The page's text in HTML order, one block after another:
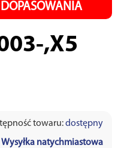
,X5
towaru:dostępny
Wysyłka natychmiastowa